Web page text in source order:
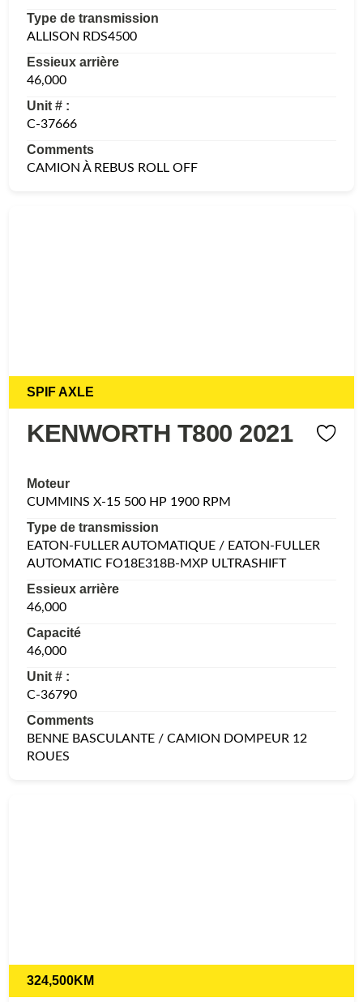
Type de transmission
ALLISON RDS4500
Essieux arrière
46,000
Unit # :
C-37666
Comments
CAMION À REBUS ROLL OFF
SPIF AXLE
KENWORTH T800 2021
Moteur
CUMMINS X-15 500 HP 1900 RPM
Type de transmission
EATON-FULLER AUTOMATIQUE / EATON-FULLER
AUTOMATIC FO18E318B-MXP ULTRASHIFT
Essieux arrière
46,000
Capacité
46,000
Unit # :
C-36790
Comments
BENNE BASCULANTE / CAMION DOMPEUR 12
ROUES
324,500KM